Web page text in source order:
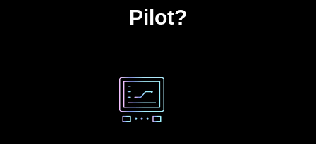
Pilot?